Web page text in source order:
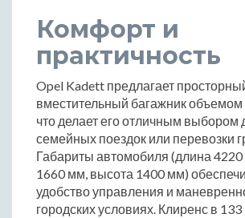
Комфорт и
практичность
Opel Kadett предлагает
вместительный багажник объемом
что делает его отличным выбором
семейных поездок или перевозки
Габариты автомобиля (длина
1660 мм, высота 1400 мм)
удобство управления и
городских условиях. Клиренс в